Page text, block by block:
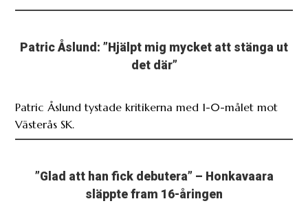
Patric Åslund: ”Hjälpt mig mycket att stänga ut
det där”
Patric Åslund tystade kritikerna med 1-0-målet mot
Västerås SK.
”Glad att han fick debutera” – Honkavaara
släppte fram 16-åringen